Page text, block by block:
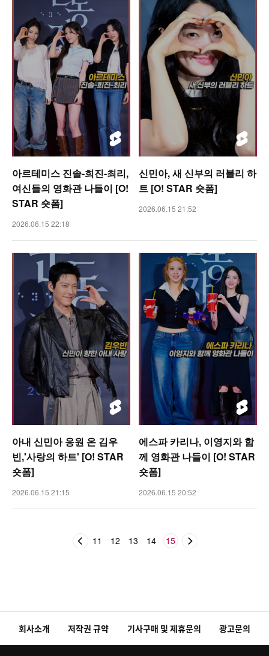
아르테미스 진솔-희진-최리,
여신들의 영화관 나들이 [O!
STAR 숏폼]
2026.06.15 22:18
신민아, 새 신부의 러블리 하
트 [O! STAR 숏폼]
2026.06.15 21:52
아내 신민아 응원 온 김우
빈,'사랑의 하트' [O! STAR
숏폼]
2026.06.15 21:15
에스파 카리나, 이영지와 함
께 영화관 나들이 [O! STAR
숏폼]
2026.06.15 20:52
11 12 13 14 15
회사소개 저작권 규약 기사구매 및 제휴문의 광고문의